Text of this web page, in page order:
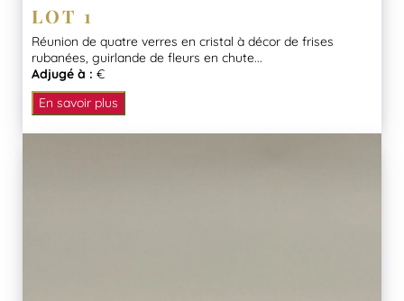
LOT 1
Réunion de quatre verres en cristal à décor de frises
rubanées, guirlande de fleurs en chute...
Adjugé à : €
En savoir plus